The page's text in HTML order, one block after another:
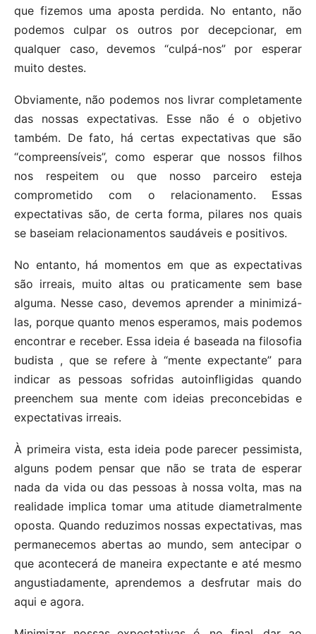
que fizemos uma aposta perdida. No entanto, não
podemos culpar os outros por decepcionar, em
qualquer caso, devemos “culpá-nos” por esperar
muito destes.
Obviamente, não podemos nos livrar completamente
das nossas expectativas. Esse não é o objetivo
também. De fato, há certas expectativas que são
“compreensíveis”, como esperar que nossos filhos
nos respeitem ou que nosso parceiro esteja
comprometido com o relacionamento. Essas
expectativas são, de certa forma, pilares nos quais
se baseiam relacionamentos saudáveis ​​e positivos.
No entanto, há momentos em que as expectativas
são irreais, muito altas ou praticamente sem base
alguma. Nesse caso, devemos aprender a minimizá-
las, porque quanto menos esperamos, mais podemos
encontrar e receber. Essa ideia é baseada na filosofia
budista , que se refere à “mente expectante” para
indicar as pessoas sofridas autoinfligidas quando
preenchem sua mente com ideias preconcebidas e
expectativas irreais.
À primeira vista, esta ideia pode parecer pessimista,
alguns podem pensar que não se trata de esperar
nada da vida ou das pessoas à nossa volta, mas na
realidade implica tomar uma atitude diametralmente
oposta. Quando reduzimos nossas expectativas, mas
permanecemos abertas ao mundo, sem antecipar o
que acontecerá de maneira expectante e até mesmo
angustiadamente, aprendemos a desfrutar mais do
aqui e agora.